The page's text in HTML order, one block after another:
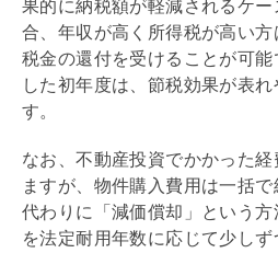
果的に納税額が軽減されるケ
合、年収が高く所得税が高い
税金の還付を受けることが可能
した初年度は、節税効果が表
す。
なお、不動産投資でかかった
ますが、物件購入費用は一括で
代わりに「 減価償却 」という
を法定耐用年数に応じて少しず